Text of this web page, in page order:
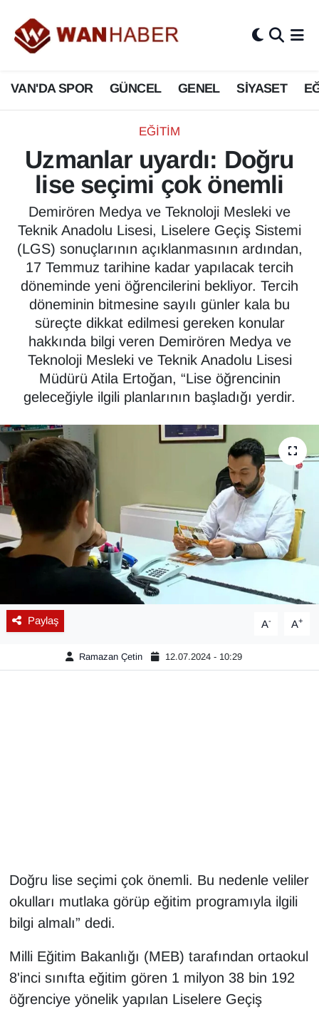
VAN'DA SPOR GÜNCEL GENEL SİYASET
EĞİTİM
Uzmanlar uyardı: Doğru
lise seçimi çok önemli
Demirören Medya ve Teknoloji Mesleki ve
Teknik Anadolu Lisesi, Liselere Geçiş Sistemi
(LGS) sonuçlarının açıklanmasının ardından,
17 Temmuz tarihine kadar yapılacak tercih
döneminde yeni öğrencilerini bekliyor. Tercih
döneminin bitmesine sayılı günler kala bu
süreçte dikkat edilmesi gereken konular
hakkında bilgi veren Demirören Medya ve
Teknoloji Mesleki ve Teknik Anadolu Lisesi
Müdürü Atila Ertoğan, “Lise öğrencinin
geleceğiyle ilgili planlarının başladığı yerdir.
Paylaş A- A+
Ramazan Çetin 12.07.2024 - 10:29
Doğru lise seçimi çok önemli. Bu nedenle veliler
okulları mutlaka görüp eğitim programıyla ilgili
bilgi almalı” dedi.
Milli Eğitim Bakanlığı (MEB) tarafından ortaokul
8'inci sınıfta eğitim gören 1 milyon 38 bin 192
öğrenciye yönelik yapılan Liselere Geçiş
3.SAYFA
ASAYİŞ
BİLİM VE TEKNOLOJİ
Biyografi
Bölge Haberleri
ÇEVRE
Deprem
Dernekler, Odalar
Diğer
DÜNYA
EKONOMİ
Eleman
Emlak
En çok konuşulanlar
Güncel
Gündem
Kim Kimdir?
Kültür & Sanat
KURDÎ
MAGAZİN
Van Nöbetçi Eczaneler
Van Hava Durumu
Van Namaz Vakitleri
Van Trafik Yoğunluk Haritası
Süper Lig Puan Durumu ve Fikstür
Tüm Manşetler
Son Dakika Haberleri
Haber Arşivi